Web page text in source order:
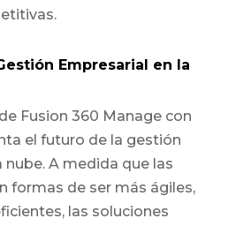
Empresarial en la
Fusion 360 Manage con
el futuro de la gestión
nube. A medida que las
formas de ser más ágiles,
las soluciones